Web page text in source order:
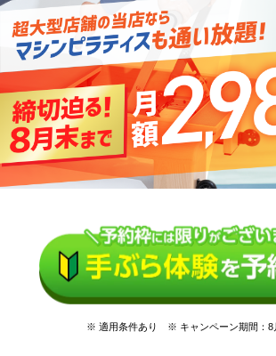
※ 適用条件あり ※ キャンペーン期間：8